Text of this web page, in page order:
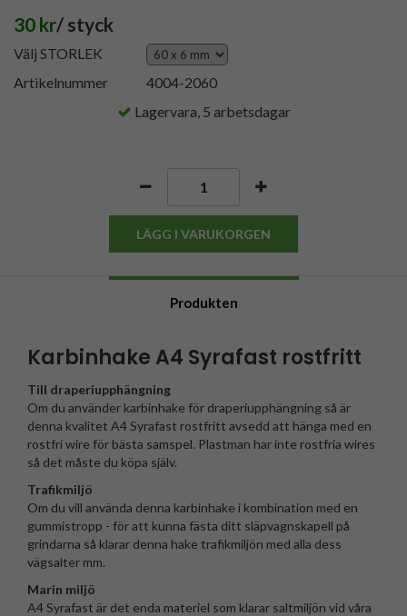
30 kr/ styck
Välj STORLEK
Artikelnummer
4004-2060
Lagervara, 5 arbetsdagar
LÄGG I VARUKORGEN
Produkten
Karbinhake A4 Syrafast rostfritt
Till draperiupphängning
Om du använder karbinhake för draperiupphängning så är
denna kvalitet A4 Syrafast rostfritt avsedd att hänga med en
rostfri wire för bästa samspel. Plastman har inte rostfria wires
så det måste du köpa själv.
Trafikmiljö
Om du vill använda denna karbinhake i kombination med en
gummistropp - för att kunna fästa ditt släpvagnskapell på
grindarna så klarar denna hake trafikmiljön med alla dess
vägsalter mm.
Marin miljö
A4 Syrafast är det enda materiel som klarar saltmiljön vid våra